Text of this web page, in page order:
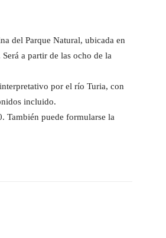
del Parque Natural, ubicada en
a partir de las ocho de la
por el río Turia, con
incluido.
También puede formularse la